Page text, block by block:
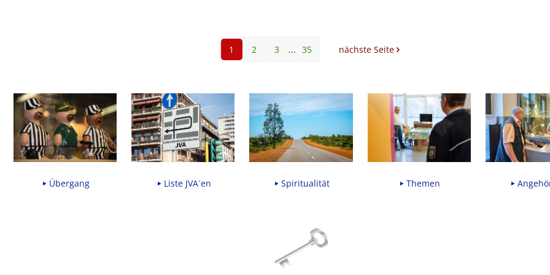
1 2 3 ... 35 nächste Seite
Übergang Liste JVA´en Spiritualität Themen